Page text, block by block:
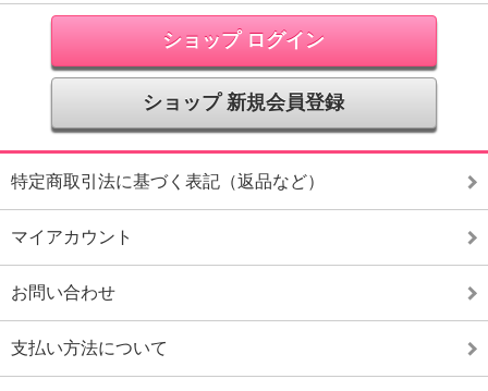
ショップ ログイン
ショップ 新規会員登録
特定商取引法に基づく表記（返品など）
マイアカウント
お問い合わせ
支払い方法について